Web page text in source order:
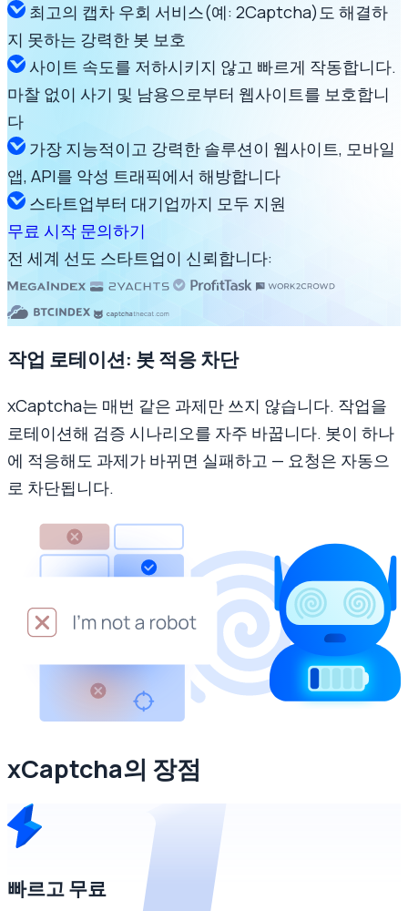
최고의 캡차 우회 서비스(예: 2Captcha)도 해결하
지 못하는 강력한 봇 보호
사이트 속도를 저하시키지 않고 빠르게 작동합니다.
마찰 없이 사기 및 남용으로부터 웹사이트를 보호합니
다
가장 지능적이고 강력한 솔루션이 웹사이트, 모바일
앱, API를 악성 트래픽에서 해방합니다
스타트업부터 대기업까지 모두 지원
무료 시작 문의하기
전 세계 선도 스타트업이 신뢰합니다:
작업 로테이션: 봇 적응 차단
xCaptcha는 매번 같은 과제만 쓰지 않습니다. 작업을
로테이션해 검증 시나리오를 자주 바꿉니다. 봇이 하나
에 적응해도 과제가 바뀌면 실패하고 — 요청은 자동으
로 차단됩니다.
xCaptcha의 장점
빠르고 무료